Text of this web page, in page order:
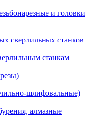
и головки
сверлильных станков
станкам
шлифовальные)
алмазные